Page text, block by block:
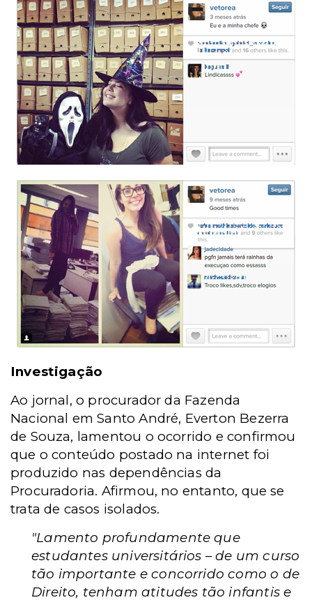
Investigação
Ao jornal, o procurador da Fazenda
Nacional em Santo André, Everton Bezerra
de Souza, lamentou o ocorrido e confirmou
que o conteúdo postado na internet foi
produzido nas dependências da
Procuradoria. Afirmou, no entanto, que se
trata de casos isolados.
"Lamento profundamente que
estudantes universitários – de um curso
tão importante e concorrido como o de
Direito, tenham atitudes tão infantis e